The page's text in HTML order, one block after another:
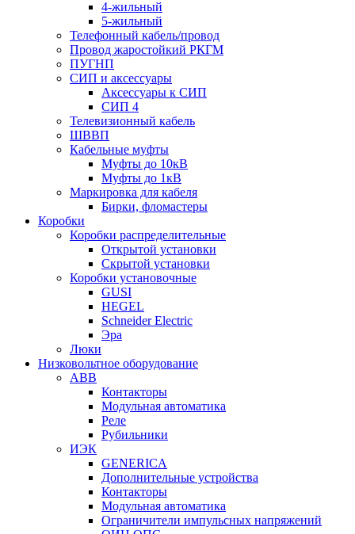
4-жильный
5-жильный
Телефонный кабель/провод
Провод жаростойкий РКГМ
ПУГНП
СИП и аксессуары
Аксессуары к СИП
СИП 4
Телевизионный кабель
ШВВП
Кабельные муфты
Муфты до 10кВ
Муфты до 1кВ
Маркировка для кабеля
Бирки, фломастеры
Коробки
Коробки распределительные
Открытой установки
Скрытой установки
Коробки установочные
GUSI
HEGEL
Schneider Electric
Эра
Люки
Низковольтное оборудование
ABB
Контакторы
Модульная автоматика
Реле
Рубильники
ИЭК
GENERICA
Дополнительные устройства
Контакторы
Модульная автоматика
Ограничители импульсных напряжений